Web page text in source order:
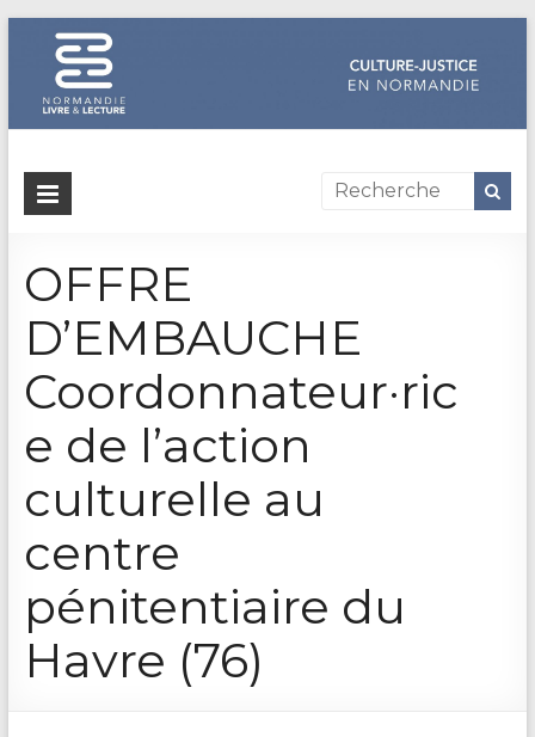
Dispositif
justice
en
Normandie
Un
de
Normandie
Livre
&
Lecture
OFFRE
D’EMBAUCHE
Coordonnateur·ric
e de l’action
culturelle au
centre
pénitentiaire du
Havre (76)